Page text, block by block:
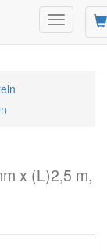
Navigation
x (L)2,5 m,